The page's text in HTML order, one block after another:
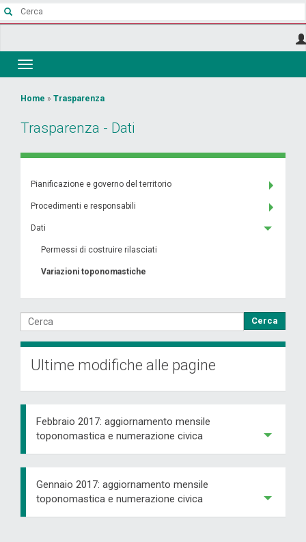
Salta
Toggle
navigation
Tu
sei
Home » Trasparenza
Trasparenza - Dati
Pianificazione e governo del territorio
Procedimenti e responsabili
Dati
Permessi di costruire rilasciati
Variazioni toponomastiche
Cerca
Ultime modifiche alle pagine
Febbraio 2017: aggiornamento mensile
toponomastica e numerazione civica
Gennaio 2017: aggiornamento mensile
toponomastica e numerazione civica